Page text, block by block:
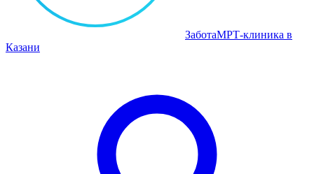
ЗаботаМРТ‑клиника в
Казани